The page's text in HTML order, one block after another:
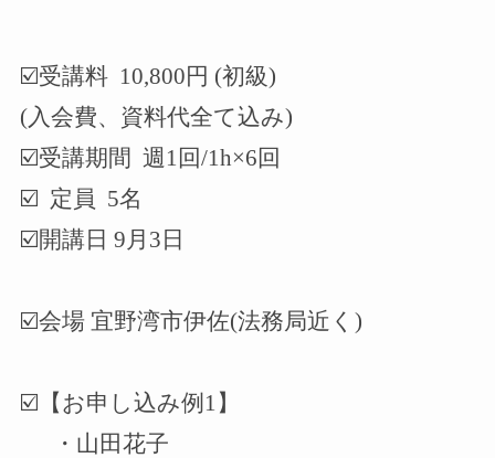
☑️受講料 10,800円 (初級)
(入会費、資料代全て込み)
☑️受講期間 週1回/1h×6回
☑️ 定員 5名
☑️開講日 9 月 3 日
☑️会場 宜野湾市伊佐(法務局近く )
☑️ 【お申し込み例 1 】
・山田花子